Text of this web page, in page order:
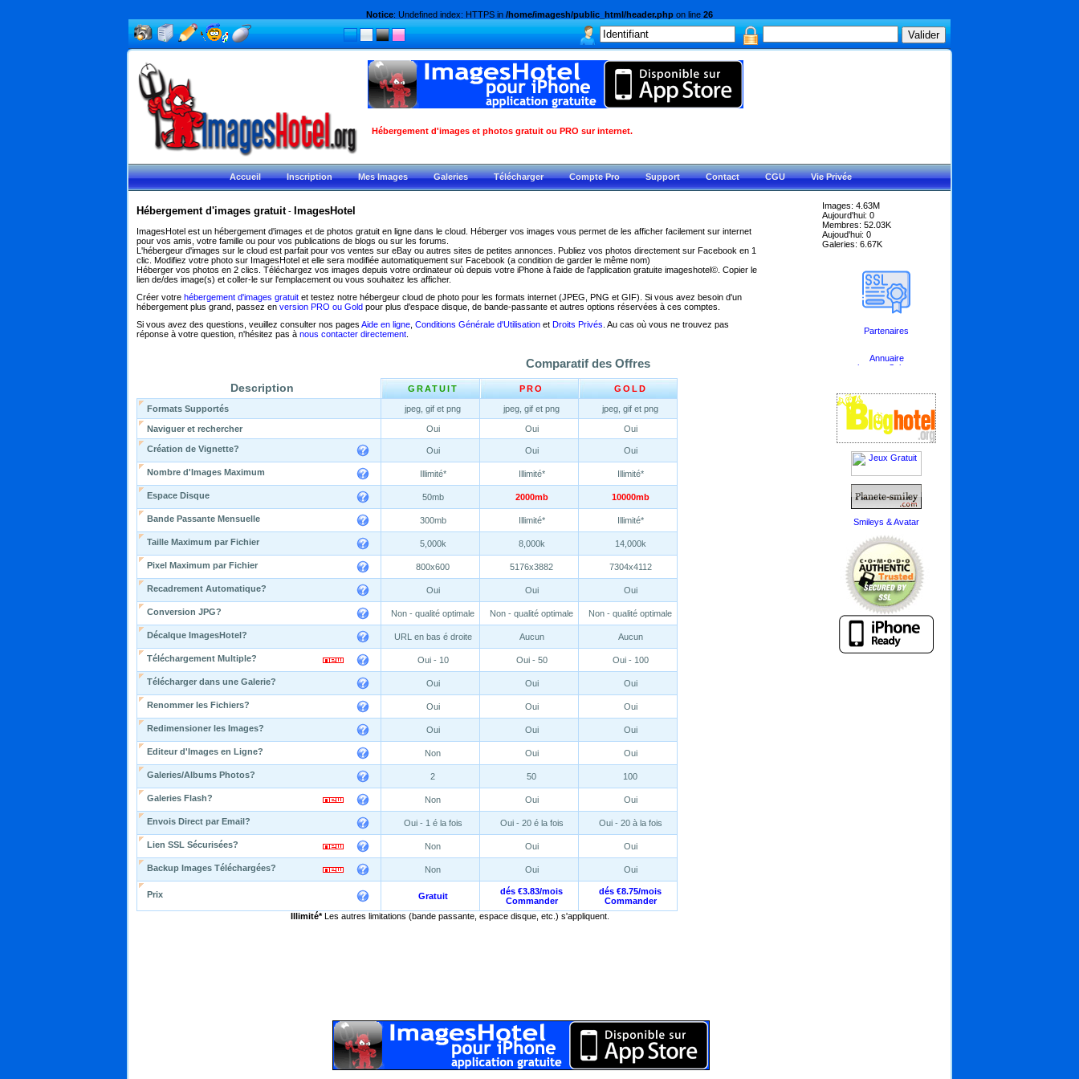
Notice: Undefined index: HTTPS in /home/imagesh/public_html/header.php on line 26
Hébergement d'images et photos gratuit ou PRO sur internet.
Accueil Inscription Mes Images Galeries Télécharger Compte Pro Support Contact CGU Vie Privée
Hébergement d'images gratuit- ImagesHotel
ImagesHotel est un hébergement d'images et de photos gratuit en ligne dans le cloud. Héberger vos images vous permet de les afficher facilement sur internet
pour vos amis, votre famille ou pour vos publications de blogs ou sur les forums.
L'hébergeur d'images sur le cloud est parfait pour vos ventes sur eBay ou autres sites de petites annonces. Publiez vos photos directement sur Facebook en 1
clic. Modifiez votre photo sur ImagesHotel et elle sera modifiée automatiquement sur Facebook (a condition de garder le même nom)
Héberger vos photos en 2 clics. Téléchargez vos images depuis votre ordinateur où depuis votre iPhone à l'aide de l'application gratuite imageshotel©. Copier le
lien de/des image(s) et coller-le sur l'emplacement ou vous souhaitez les afficher.
Créer votre hébergement d'images gratuit et testez notre hébergeur cloud de photo pour les formats internet (JPEG, PNG et GIF). Si vous avez besoin d'un
hébergement plus grand, passez en version PRO ou Gold pour plus d'espace disque, de bande-passante et autres options réservées à ces comptes.
Si vous avez des questions, veuillez consulter nos pages Aide en ligne Conditions Générale d'Utilisation et Droits Privés . Au cas où vous ne trouvez pas
réponse à votre question, n'hésitez pas à nous contacter directement
Comparatif des Offres
Description GRATUIT PRO GOLD
Formats Supportés jpeg, gif et png jpeg, gif et png jpeg, gif et png
Naviguer et rechercher Oui Oui Oui
Création de Vignette? Oui Oui Oui
Nombre d'Images Maximum Illimité* Illimité* Illimité*
Espace Disque 50mb 2000mb 10000mb
Bande Passante Mensuelle 300mb Illimité* Illimité*
Taille Maximum par Fichier 5,000k 8,000k 14,000k
Pixel Maximum par Fichier 800x600 5176x3882 7304x4112
Recadrement Automatique? Oui Oui Oui
Conversion JPG? Non - qualité optimale Non - qualité optimale Non - qualité optimale
Décalque ImagesHotel? URL en bas é droite Aucun Aucun
Téléchargement Multiple? Oui - 10 Oui - 50 Oui - 100
Télécharger dans une Galerie? Oui Oui Oui
Renommer les Fichiers? Oui Oui Oui
Redimensioner les Images? Oui Oui Oui
Editeur d'Images en Ligne? Non Oui Oui
Galeries/Albums Photos? 2 50 100
Galeries Flash? Non Oui Oui
Envois Direct par Email? Oui - 1 é la fois Oui - 20 é la fois Oui - 20 à la fois
Lien SSL Sécurisées? Non Oui Oui
Backup Images Téléchargées? Non Oui Oui
Prix Gratuit
dés €3.83/mois
Commander
dés €8.75/mois
Commander
Illimité*Les autres limitations (bande passante, espace disque, etc.) s'appliquent.
Images: 4.63M
Aujourd'hui: 0
Membres: 52.03K
Aujoud'hui: 0
Galeries: 6.67K
Partenaires
Smileys & Avatar